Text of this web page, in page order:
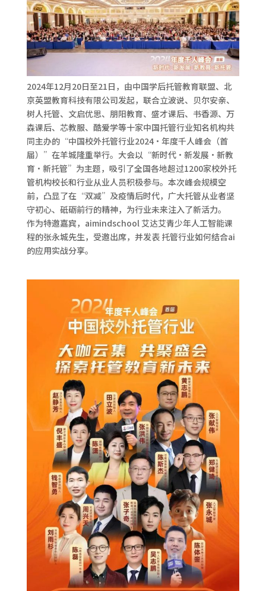
2024年12月20日至21日，由中国学后托管教育联盟、北
京英盟教育科技有限公司发起，联合立波说、贝尔安亲、
树人托管、文启优思、朋阳教育、盛才课后、书香源、万
森课后、芯教服、酷爱学等十家中国托管行业知名机构共
同主办的“中国校外托管行业2024·年度千人峰会（首
届）”在羊城隆重举行。大会以“新时代·新发展·新教
育·新托管”为主题，吸引了全国各地超过1200家校外托
管机构校长和行业从业人员积极参与。本次峰会规模空
前，凸显了在“双减”及疫情后时代，广大托管从业者坚
守初心、砥砺前行的精神，为行业未来注入了新活力。
作为特邀嘉宾，aimindschool 艾达艾青少年人工智能课
程的张永城先生，受邀出席，并发表 托管行业如何结合ai
的应用实战分享。